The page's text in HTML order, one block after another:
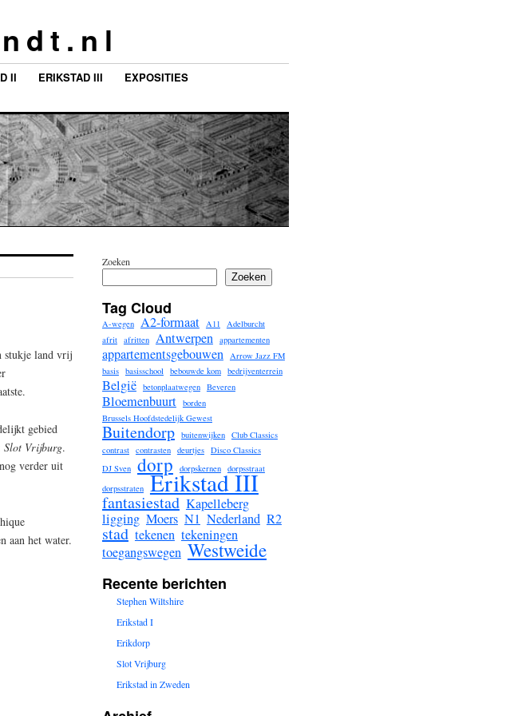
d t . n l
II ERIKSTAD III
EXPOSITIES
stukje land vrij
gebied
Slot Vrijburg.
verder uit
aan het water.
Zoeken
Zoeken
Tag Cloud
A-wegen A2-formaat A11
Adelburcht
afrit afritten Antwerpen appartementen
appartementsgebouwen
Arrow Jazz FM
basis basisschool bebouwde kom bedrijventerrein
België betonplaatwegen Beveren
Bloemenbuurt borden
Brussels Hoofdstedelijk Gewest
Buitendorp buitenwijken Club Classics
contrast contrasten deurtjes Disco Classics
DJ Sven dorp dorpskernen dorpsstraat
dorpsstraten Erikstad III
fantasiestad Kapelleberg
ligging Moers N1 Nederland R2
stad tekenen tekeningen
toegangswegen Westweide
Recente berichten
Stephen Wiltshire
Erikstad I
Erikdorp
Slot Vrijburg
Erikstad in Zweden